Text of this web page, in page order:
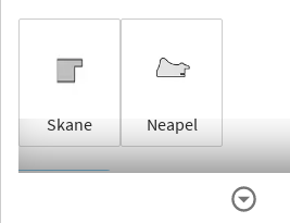
Skane Neapel